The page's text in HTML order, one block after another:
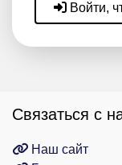
Войти,
Связаться с
Наш сайт